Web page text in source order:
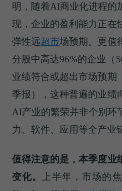
明，随着AI商业化进程的
现，企业的盈利能力正在
弹性远超市场预期。更值
分股中高达96%的企业（
业绩符合或超出市场预期
季报），这种普遍的业绩
AI产业的繁荣并非个别环
力、软件、应用等全产业
值得注意的是，本季度业
变化。
上半年，市场的